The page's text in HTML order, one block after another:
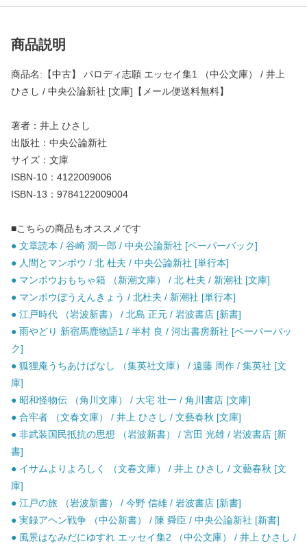
商品説明
商品名:【中古】 パロディ志願 エッセイ集1 （中公文庫） / 井上
ひさし / 中央公論新社 [文庫]【メール便送料無料】
著者：井上 ひさし
出版社：中央公論新社
サイズ：文庫
ISBN-10：4122009006
ISBN-13：9784122009004
■こちらの商品もオススメです
● 文章読本 / 谷崎 潤一郎 / 中央公論新社 [ペーパーバック]
● 人間とマンボウ / 北 杜夫 / 中央公論新社 [単行本]
● マンボウおもちゃ箱 （新潮文庫） / 北 杜夫 / 新潮社 [文庫]
● マンボウぼうえんきょう / 北杜夫 / 新潮社 [単行本]
● 江戸時代 （岩波新書） / 北島 正元 / 岩波書店 [新書]
● 雨やどり 新宿馬鹿物語1 / 半村 良 / 河出書房新社 [ペーパーバッ
ク]
● 狐狸庵うちあけばなし （集英社文庫） / 遠藤 周作 / 集英社 [文
庫]
● 昭和怪物伝 （角川文庫） / 大宅 壮一 / 角川書店 [文庫]
● 合牢者 （文春文庫） / 井上 ひさし / 文藝春秋 [文庫]
● 非武装国民抵抗の思想 （岩波新書） / 宮田 光雄 / 岩波書店 [新
書]
● イサムよりよろしく （文春文庫） / 井上 ひさし / 文藝春秋 [文
庫]
● 江戸の旅 （岩波新書） / 今野 信雄 / 岩波書店 [新書]
● 実録アヘン戦争 （中公新書） / 陳 舜臣 / 中央公論新社 [新書]
● 風景はなみだにゆすれ エッセイ集2 （中公文庫） / 井上 ひさし /